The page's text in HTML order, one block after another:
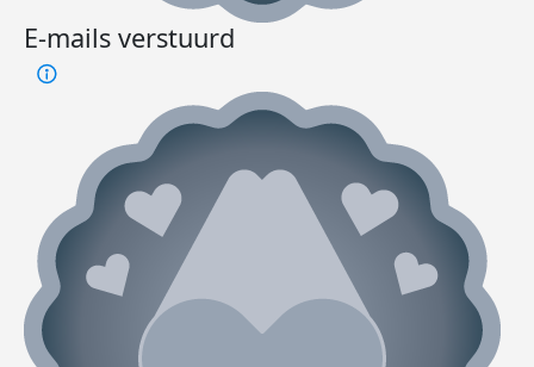
E-mails verstuurd